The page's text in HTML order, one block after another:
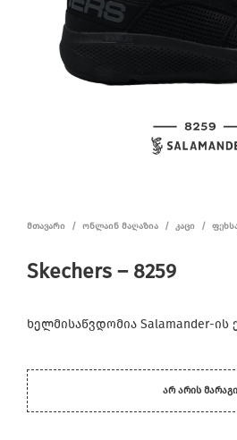
ᲛᲗᲐᲕᲐᲠᲘ / ᲝᲜᲚᲐᲘᲜ ᲛᲐᲦᲐᲖᲘᲐ / ᲙᲐᲪᲘ /
Skechers – 8259
ხელმისაწვდომია Salamander-
ᲐᲠ ᲐᲠᲘᲡ ᲛᲐᲠᲐᲒᲘ